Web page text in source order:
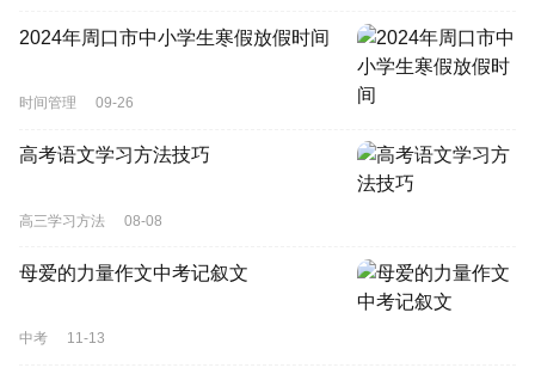
2024年周口市中小学生寒假放假时间
时间管理 09-26
高考语文学习方法技巧
高三学习方法 08-08
母爱的力量作文中考记叙文
中考 11-13